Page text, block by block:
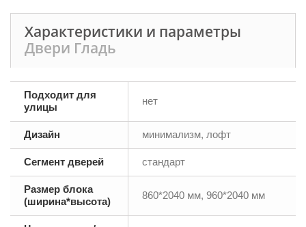
Характеристики и параметры
Двери Гладь
Подходит для
улицы
нет
Дизайн минимализм, лофт
Сегмент дверей стандарт
Размер блока
(ширина*высота)
860*2040 мм, 960*2040 мм